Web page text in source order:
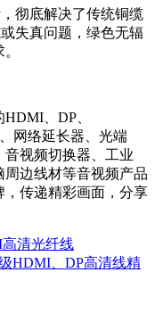
彻底解决了传统铜缆
失真问题，绿色无辐
、DP、
网络延长器、光端
视频切换器、工业
周边线材等音视频产品
传递精彩画面，分享
清光纤线
HDMI、DP高清线精